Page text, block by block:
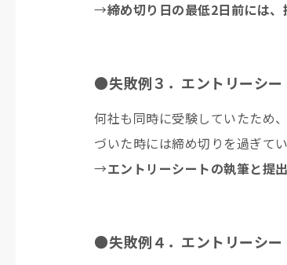
→締め切り日の最低2日前には
●失敗例３．エントリーシー
何社も同時に受験していたため
づいた時には締め切りを過ぎて
→エントリーシートの執筆と提
●失敗例４．エントリーシー